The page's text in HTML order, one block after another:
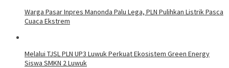
Warga Pasar Inpres Manonda Palu Lega, PLN Pulihkan Listrik Pasca
Cuaca Ekstrem
Melalui TJSL PLN UP3 Luwuk Perkuat Ekosistem Green Energy
Siswa SMKN 2 Luwuk